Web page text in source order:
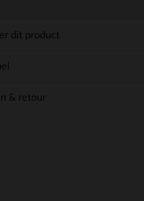
dit product
& retour